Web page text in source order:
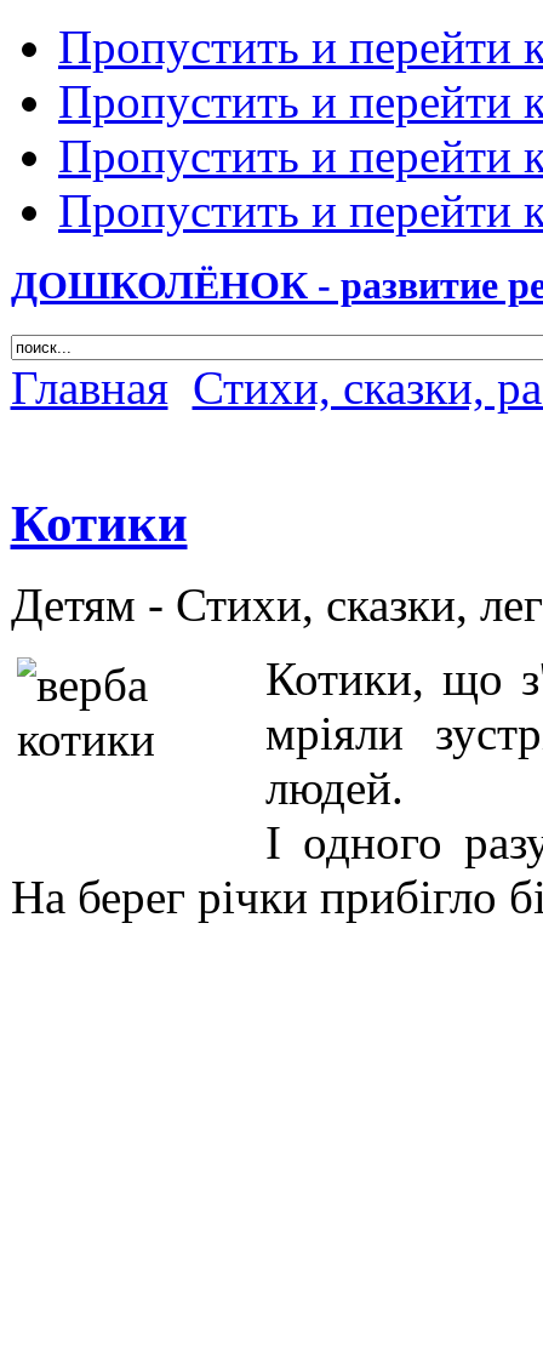
Пропустить и перейти
Пропустить и перейти
Пропустить и перейти
Пропустить и перейти
ДОШКОЛЁНОК - развитие
Главная Стихи, сказки,
Котики
Детям - Стихи, сказки,
Котики, що
мріяли
людей.
І одного
На берег річки прибігло